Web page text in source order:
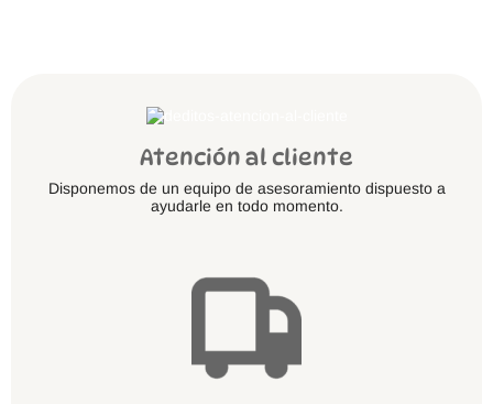
Atención al cliente
Disponemos de un equipo de asesoramiento dispuesto a
ayudarle en todo momento.